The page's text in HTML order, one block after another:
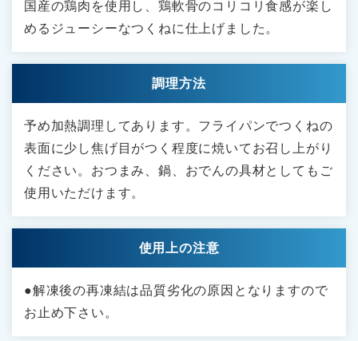
国産の鶏肉を使用し、鶏軟骨のコリコリ食感が楽し
めるジューシーなつくねに仕上げました。
調理方法
予め加熱調理してあります。フライパンでつくねの
表面に少し焦げ目がつく程度に焼いてお召し上がり
ください。おつまみ、鍋、おでんの具材としてもご
使用いただけます。
使用上の注意
●解凍後の再凍結は品質劣化の原因となりますので
お止め下さい。